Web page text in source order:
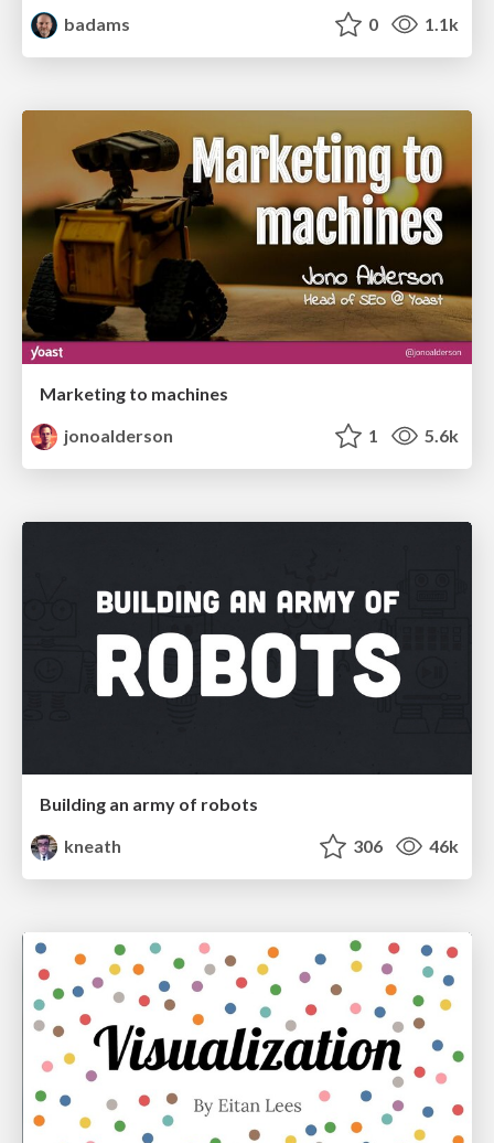
badams
0 1.1k
Marketing to machines
jonoalderson
1 5.6k
Building an army of robots
kneath
306 46k